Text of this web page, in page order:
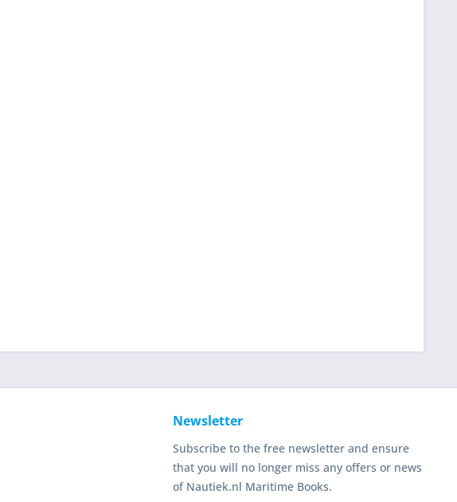
Newsletter
Subscribe to the free newsletter and ensure
that you will no longer miss any offers or news
of Nautiek.nl Maritime Books.